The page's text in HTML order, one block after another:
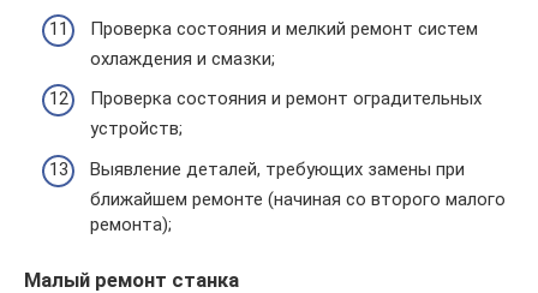
Проверка состояния и мелкий ремонт систем
охлаждения и смазки;
Проверка состояния и ремонт оградительных
устройств;
Выявление деталей, требующих замены при
ближайшем ремонте (начиная со второго малого
ремонта);
Малый ремонт станка